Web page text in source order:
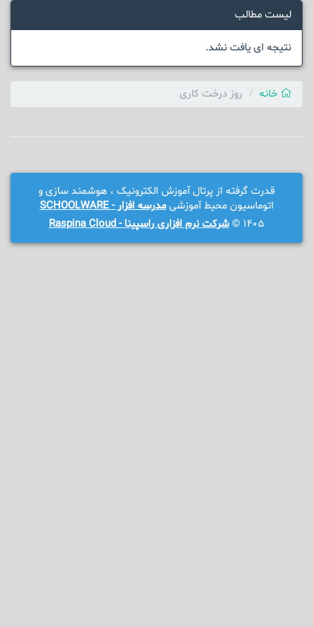
لیست مطالب
نتیجه ای یافت نشد.
خانه روز درخت کاری
قدرت گرفته از پرتال آموزش الکترونیک ، هوشمند سازی و
اتوماسیون محیط آموزشیمدرسه افزار - SCHOOLWARE
1405 ©
شرکت نرم افزاری راسپینا - Raspina Cloud